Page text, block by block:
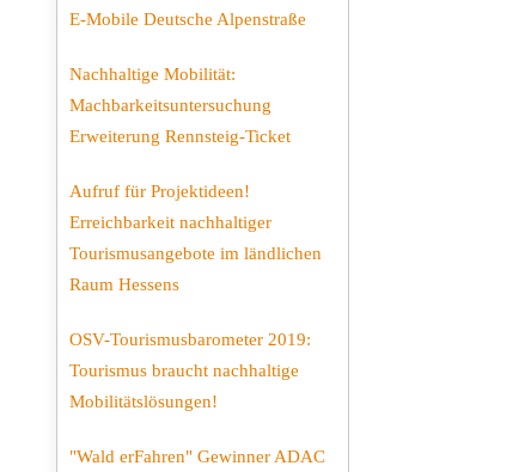
E-Mobile Deutsche Alpenstraße
Nachhaltige Mobilität:
Machbarkeitsuntersuchung
Erweiterung Rennsteig-Ticket
Aufruf für Projektideen!
Erreichbarkeit nachhaltiger
Tourismusangebote im ländlichen
Raum Hessens
OSV-Tourismusbarometer 2019:
Tourismus braucht nachhaltige
Mobilitätslösungen!
"Wald erFahren" Gewinner ADAC